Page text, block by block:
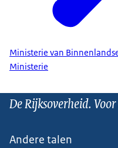
Ministerie van
Ministerie
De Rijksoverheid.
Andere talen